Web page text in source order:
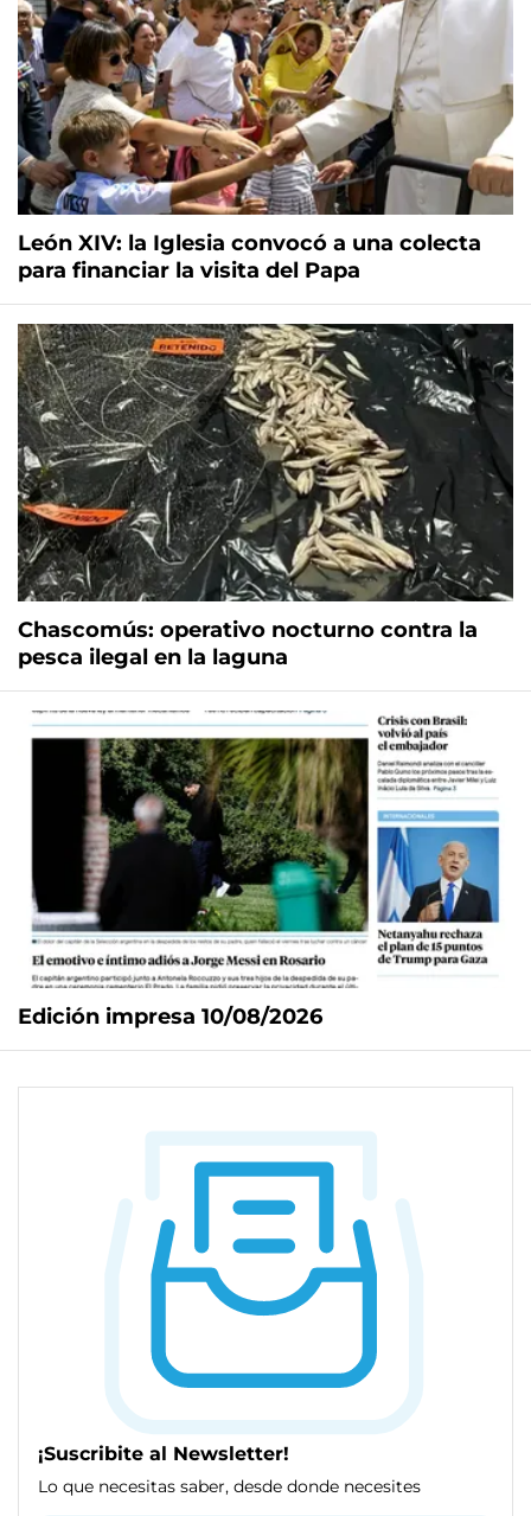
León XIV: la Iglesia convocó a una colecta
para financiar la visita del Papa
Chascomús: operativo nocturno contra la
pesca ilegal en la laguna
Edición impresa 10/08/2026
¡Suscribite al Newsletter!
Lo que necesitas saber, desde donde necesites